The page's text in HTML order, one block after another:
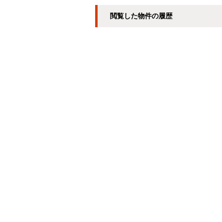
閲覧した物件の履歴